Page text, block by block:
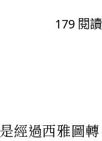
179 閱讀
經過西雅圖轉